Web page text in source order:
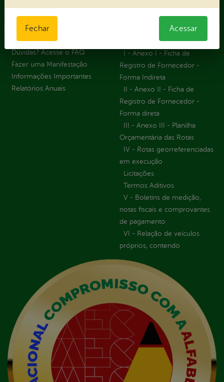
Manifestação
Atendimento via WhatsApp
Competências da Ouvidoria
Dúvidas? Acesse o FAQ
Fazer uma Manifestação
Informações Importantes
Relatórios Anuais
Contratos Administrativos
I - Anexo I - Ficha de
Registro de Fornecedor -
Forma Indireta
II - Anexo II - Ficha de
Registro de Fornecedor -
Forma direta
III - Anexo III - Planilha
Orçamentária das Rotas
IV - Rotas georreferenciadas
em execução
Licitações
Termos Aditivos
V - Boletins de medição,
notas fiscais e comprovantes
de pagamento
VI - Relação de veículos
próprios, contendo
Fechar Acessar